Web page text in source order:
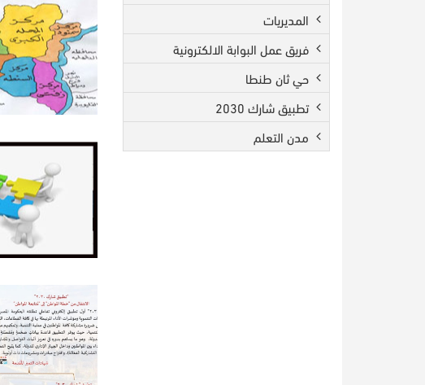
المديريات
فريق عمل البوابة الالكترونية
حي ثان طنطا
تطبيق شارك 2030
مدن التعلم